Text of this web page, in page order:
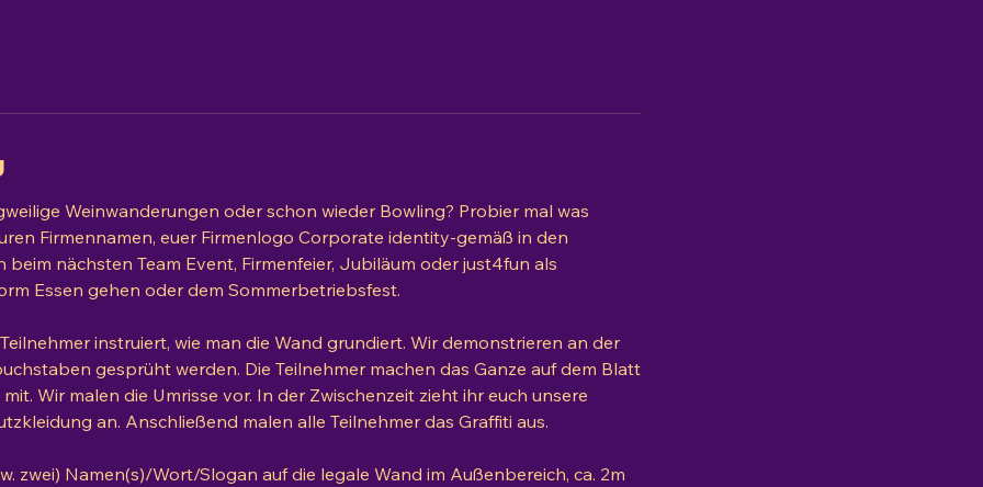
Weinwanderungen oder schon wieder Bowling? Probier mal was
Firmennamen, euer Firmenlogo Corporate identity-gemäß in den
beim nächsten Team Event, Firmenfeier, Jubiläum oder just4fun als
Essen gehen oder dem Sommerbetriebsfest.
instruiert, wie man die Wand grundiert. Wir demonstrieren an der
gesprüht werden. Die Teilnehmer machen das Ganze auf dem Blatt
Wir malen die Umrisse vor. In der Zwischenzeit zieht ihr euch unsere
an. Anschließend malen alle Teilnehmer das Graffiti aus.
zwei) Namen(s)/Wort/Slogan auf die legale Wand im Außenbereich, ca. 2m